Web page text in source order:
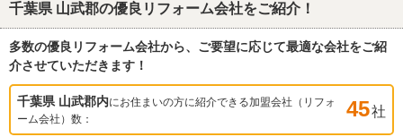
千葉県 山武郡の優良リフォーム会社をご紹介！
多数の優良リフォーム会社から、ご要望に応じて最適な会社をご紹
介させていただきます！
千葉県 山武郡内にお住まいの方に紹介できる加盟会社（リフォ
ーム会社）数：
45社